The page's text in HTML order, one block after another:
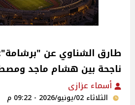
طارق الشناوي عن
ناجحة بين هشام ماجد
أسماء عزازى
الثلاثاء 02/يونيو/2026 - 09:22 م